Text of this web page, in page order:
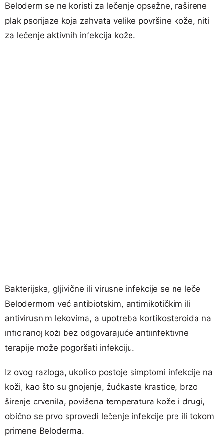
Beloderm se ne koristi za lečenje opsežne, raširene
plak psorijaze koja zahvata velike površine kože, niti
za lečenje aktivnih infekcija kože.
Bakterijske, gljivične ili virusne infekcije se ne leče
Belodermom već antibiotskim, antimikotičkim ili
antivirusnim lekovima, a upotreba kortikosteroida na
inficiranoj koži bez odgovarajuće antiinfektivne
terapije može pogoršati infekciju.
Iz ovog razloga, ukoliko postoje simptomi infekcije na
koži, kao što su gnojenje, žućkaste krastice, brzo
širenje crvenila, povišena temperatura kože i drugi,
obično se prvo sprovedi lečenje infekcije pre ili tokom
primene Beloderma.